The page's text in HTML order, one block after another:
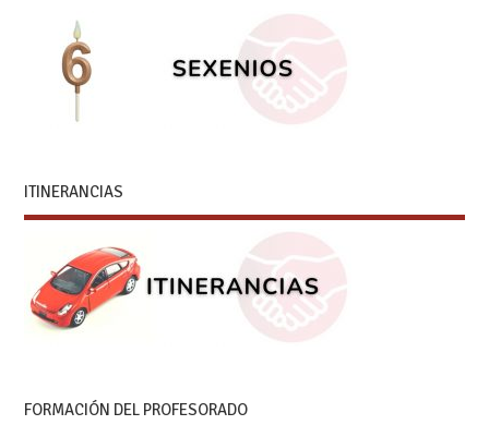
ITINERANCIAS
FORMACIÓN DEL PROFESORADO